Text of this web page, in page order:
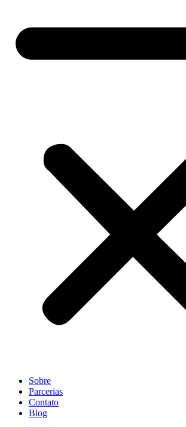
Sobre
Parcerias
Contato
Blog